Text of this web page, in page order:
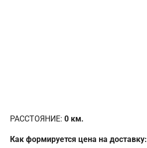
РАССТОЯНИЕ: 0 км.
Как формируется цена на доставку: